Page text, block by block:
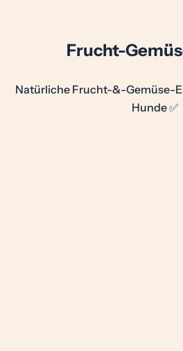
Frucht-
Natürliche Frucht-&-Gemüse-
Hunde ✅